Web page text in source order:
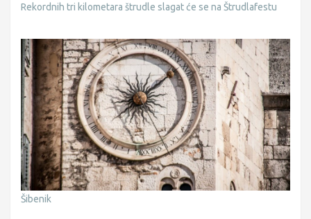
Rekordnih tri kilometara štrudle slagat će se na Štrudlafestu
Šibenik